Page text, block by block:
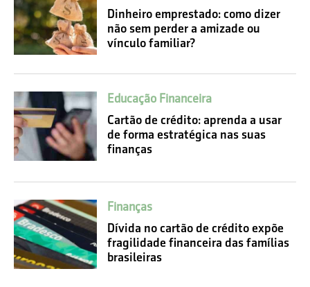
Dinheiro emprestado: como dizer
não sem perder a amizade ou
vínculo familiar?
Educação Financeira
Cartão de crédito: aprenda a usar
de forma estratégica nas suas
finanças
Finanças
Dívida no cartão de crédito expõe
fragilidade financeira das famílias
brasileiras